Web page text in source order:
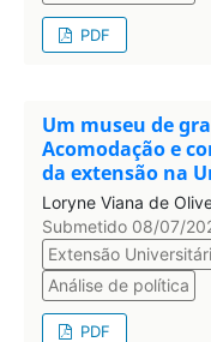
PDF
Um museu de
Acomodação e
da extensão na
Loryne Viana de
Submetido 08/07/
Extensão
Análise de política
PDF